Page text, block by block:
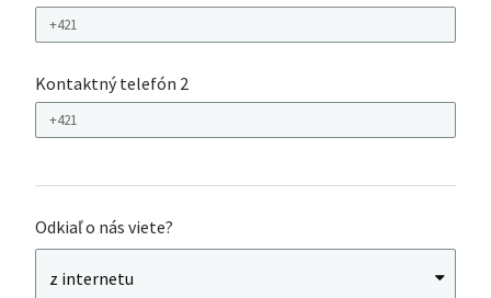
Kontaktný telefón 2
Odkiaľ o nás viete?